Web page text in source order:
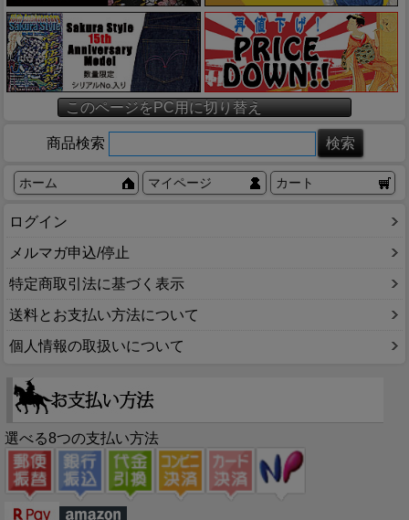
このページをPC用に切り替え
商品検索
ホーム マイページ カート
ログイン
メルマガ申込/停止
特定商取引法に基づく表示
送料とお支払い方法について
個人情報の取扱いについて
選べる8つの支払い方法